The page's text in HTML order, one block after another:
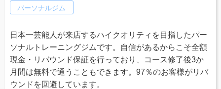
パーソナルジム
日本一芸能人が来店するハイクオリティを目指したパー
ソナルトレーニングジムです。自信があるからこそ全額
現金・リバウンド保証を行っており、コース修了後3か
月間は無料で通うこともできます。97％のお客様がリバ
ウンドを回避しています。